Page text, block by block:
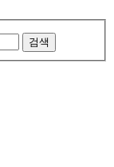
검색